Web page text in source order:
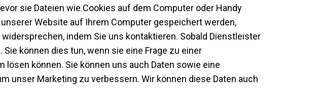
sie Dateien wie Cookies auf dem Computer oder Handy
Website auf Ihrem Computer gespeichert werden,
indem Sie uns kontaktieren. Sobald Dienstleister
können dies tun, wenn sie eine Frage zu einer
können. Sie können uns auch Daten sowie eine
unser Marketing zu verbessern. Wir können diese Daten auch